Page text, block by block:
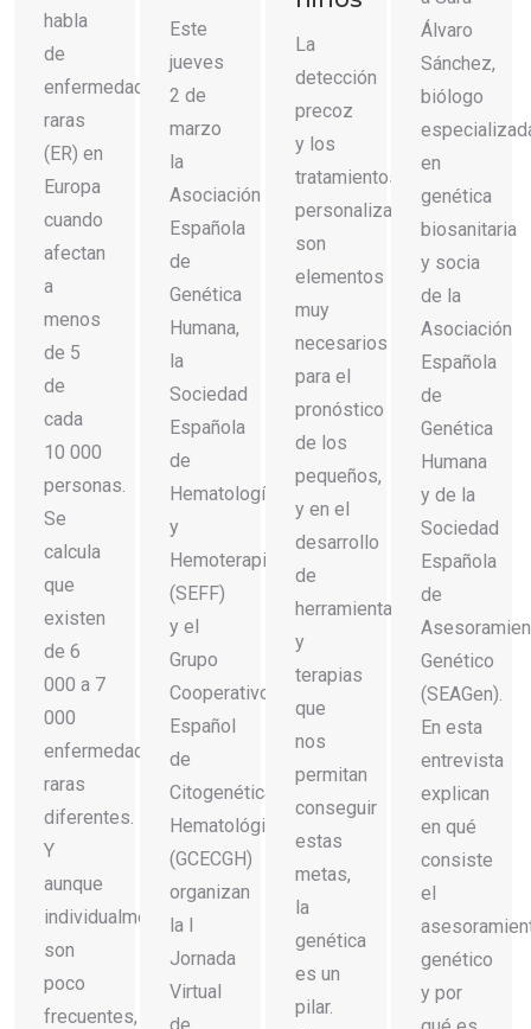
habla
de
enfermedades
raras
(ER) en
Europa
cuando
afectan
a
menos
de 5
de
cada
10 000
personas.
Se
calcula
que
existen
de 6
000 a 7
000
enfermedades
raras
diferentes.
Y
aunque
individualmente
son
poco
frecuentes,
Este
jueves
2 de
marzo
la
Asociación
Española
de
Genética
Humana,
la
Sociedad
Española
de
Hematología
y
Hemoterapia
(SEFF)
y el
Grupo
Cooperativo
Español
de
Citogenética
Hematológica
(GCECGH)
organizan
la I
Jornada
Virtual
de
La
detección
precoz
y los
tratamientos
personalizados
son
elementos
muy
necesarios
para el
pronóstico
de los
pequeños,
y en el
desarrollo
de
herramientas
y
terapias
que
nos
permitan
conseguir
estas
metas,
la
genética
es un
pilar.
Álvaro
Sánchez,
biólogo
en
genética
biosanitaria
y socia
de la
Asociación
Española
de
Genética
Humana
y de la
Sociedad
Española
de
Genético
(SEAGen).
En esta
entrevista
explican
en qué
consiste
el
genético
y por